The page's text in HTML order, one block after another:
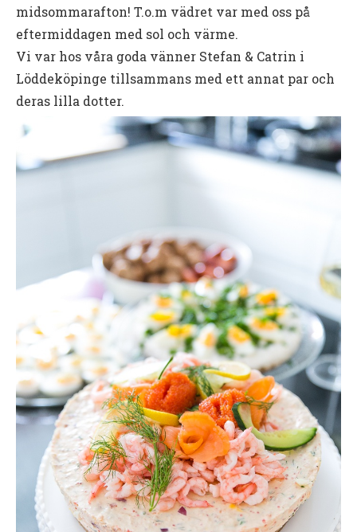
midsommarafton! T.o.m vädret var med oss på
eftermiddagen med sol och värme.
Vi var hos våra goda vänner Stefan & Catrin i
Löddeköpinge tillsammans med ett annat par och
deras lilla dotter.